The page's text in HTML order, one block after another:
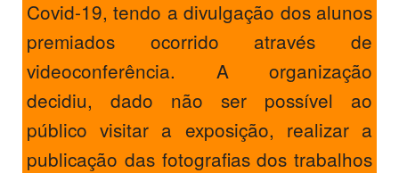
Covid-19, tendo a divulgação dos alunos
premiados ocorrido através de
videoconferência. A organização
decidiu, dado não ser possível ao
público visitar a exposição, realizar a
publicação das fotografias dos trabalhos